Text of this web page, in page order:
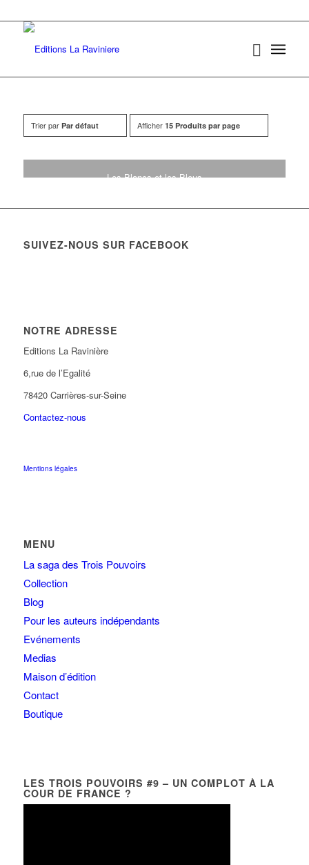
Trier par Par défaut Afficher 15 Produits par page
Les Blancs et les Bleus
SUIVEZ-NOUS SUR FACEBOOK
NOTRE ADRESSE
Editions La Ravinière
6,rue de l’Egalité
78420 Carrières-sur-Seine
Contactez-nous
Mentions légales
MENU
La saga des Trois Pouvoirs
Collection
Blog
Pour les auteurs indépendants
Evénements
Medias
Maison d’édition
Contact
Boutique
LES TROIS POUVOIRS #9 – UN COMPLOT À LA
COUR DE FRANCE ?